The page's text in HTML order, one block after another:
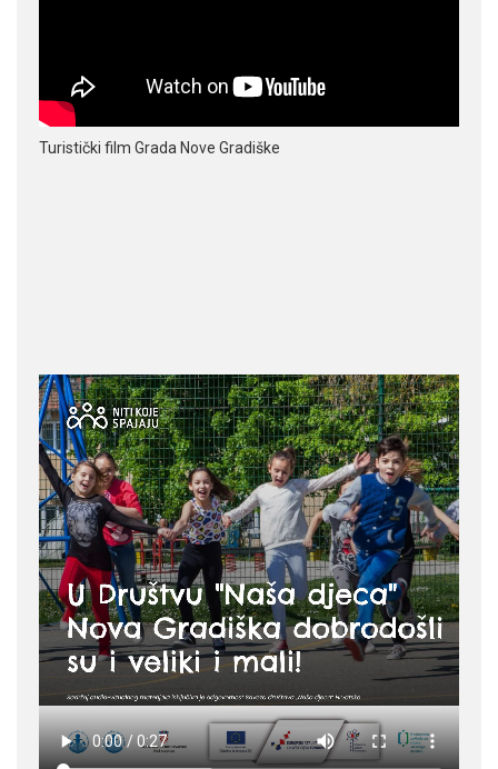
Turistički film Grada Nove Gradiške